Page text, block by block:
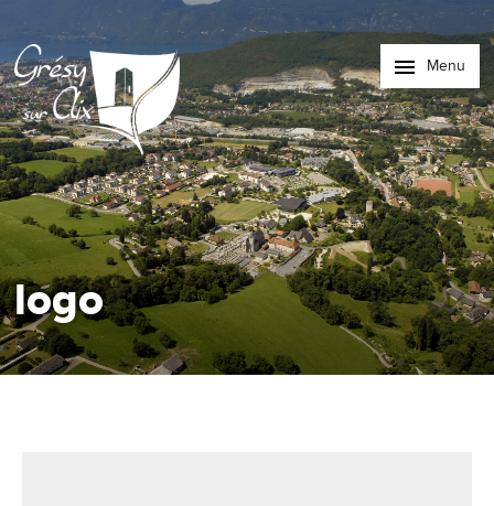
Menu
logo